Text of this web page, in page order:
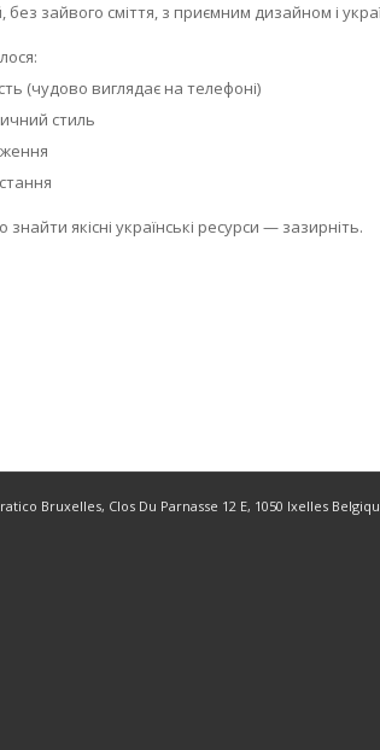
без зайвого сміття, з приємним дизайном і
(чудово виглядає на телефоні)
стиль
якісні українські ресурси — зазирніть.
Bruxelles, Clos Du Parnasse 12 E, 1050 Ixelles